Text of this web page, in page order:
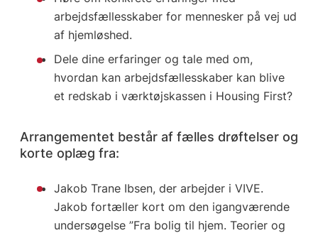
arbejdsfællesskaber for mennesker på vej ud
af hjemløshed.
Dele dine erfaringer og tale med om,
hvordan kan arbejdsfællesskaber kan blive
et redskab i værktøjskassen i Housing First?
Arrangementet består af fælles drøftelser og
korte oplæg fra:
Jakob Trane Ibsen, der arbejder i VIVE.
Jakob fortæller kort om den igangværende
undersøgelse ”Fra bolig til hjem. Teorier og